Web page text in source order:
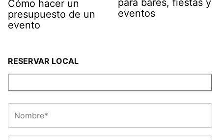
Cómo hacer un
presupuesto de un
evento
para bares, fiestas y
eventos
RESERVAR LOCAL